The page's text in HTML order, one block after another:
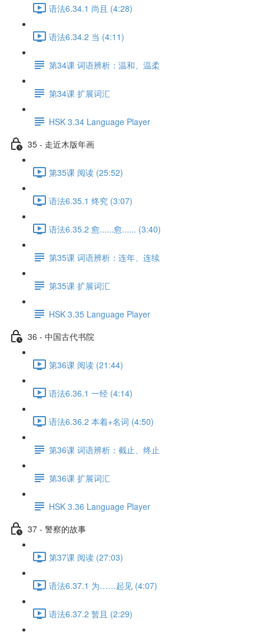
语法6.34.1 尚且 (4:28)
语法6.34.2 当 (4:11)
第34课 词语辨析：温和、温柔
第34课 扩展词汇
HSK 3.34 Language Player
35 - 走近木版年画
第35课 阅读 (25:52)
语法6.35.1 终究 (3:07)
语法6.35.2 愈......愈...... (3:40)
第35课 词语辨析：连年、连续
第35课 扩展词汇
HSK 3.35 Language Player
36 - 中国古代书院
第36课 阅读 (21:44)
语法6.36.1 一经 (4:14)
语法6.36.2 本着+名词 (4:50)
第36课 词语辨析：截止、终止
第36课 扩展词汇
HSK 3.36 Language Player
37 - 警察的故事
第37课 阅读 (27:03)
语法6.37.1 为……起见 (4:07)
语法6.37.2 暂且 (2:29)